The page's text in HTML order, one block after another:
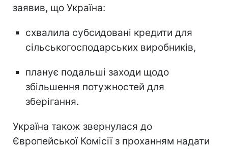
заявив, що Україна:
схвалила субсидовані кредити для
сільськогосподарських виробників,
планує подальші заходи щодо
збільшення потужностей для
зберігання.
Україна також звернулася до
Європейської Комісії з проханням надати